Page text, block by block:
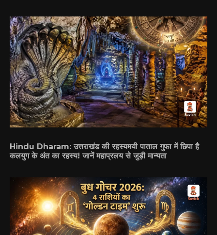
Hindu Dharam: उत्तराखंड की रहस्यमयी पाताल गुफा में छिपा है
कलयुग के अंत का रहस्य! जानें महाप्रलय से जुड़ी मान्यता